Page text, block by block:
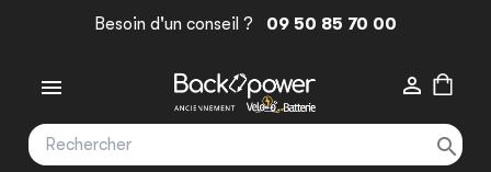
Besoin d'un conseil ? 09 50 85 70 00
 
